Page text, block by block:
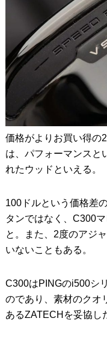
価格がよりお買い得の
は、パフォーマンスと
れたウッドといえる。
100ドルという価格差
タンではなく、C300
と。また、2度のアジ
いないこともある。
C300はPINGのi500シ
のであり、素材のクオ
あるZATECHを妥協し